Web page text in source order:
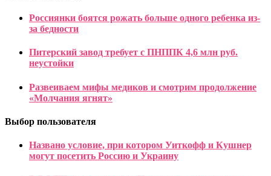
Россиянки боятся рожать больше одного ребенка из-
за бедности
Питерский завод требует с ПНППК 4,6 млн руб.
неустойки
Развеиваем мифы медиков и смотрим продолжение
«Молчания ягнят»
Выбор пользователя
Названо условие, при котором Уиткофф и Кушнер
могут посетить Россию и Украину